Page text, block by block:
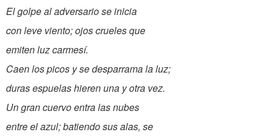
El golpe al adversario se inicia
con leve viento; ojos crueles que
emiten luz carmesí.
Caen los picos y se desparrama la luz;
duras espuelas hieren una y otra vez.
Un gran cuervo entra las nubes
entre el azul; batiendo sus alas, se